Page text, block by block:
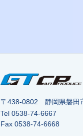
〒438-0802 静岡県磐田
Tel 0538-74-6667
Fax 0538-74-6668